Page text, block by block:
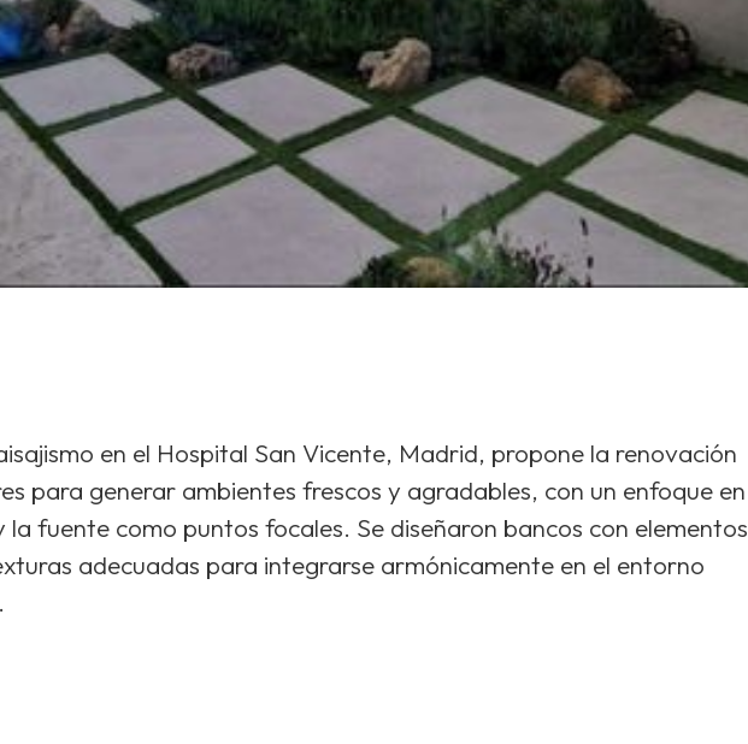
en el Hospital San Vicente, Madrid, propone la renovación
para generar ambientes frescos y agradables, con un enfoque en
la fuente como puntos focales. Se diseñaron bancos con elementos
adecuadas para integrarse armónicamente en el entorno